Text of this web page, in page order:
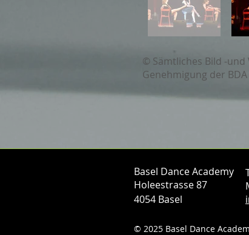
© Sämtliches Bild -
Genehmigung der
Basel Dance Academy
Holeestrasse 87
4054 Basel
© 2025 Basel Dance